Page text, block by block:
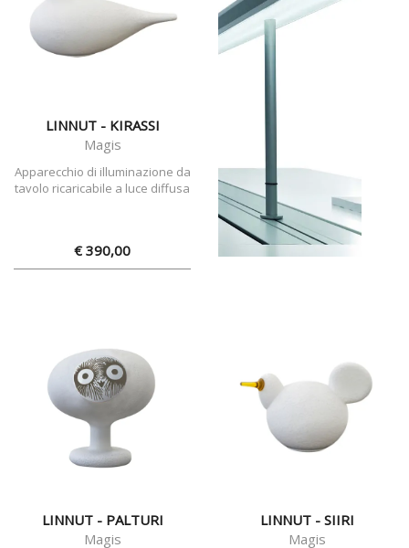
LINNUT - KIRASSI
Magis
Apparecchio di illuminazione da
tavolo ricaricabile a luce diffusa
€ 390,00
LINNUT - PALTURI
Magis
LINNUT - SIIRI
Magis